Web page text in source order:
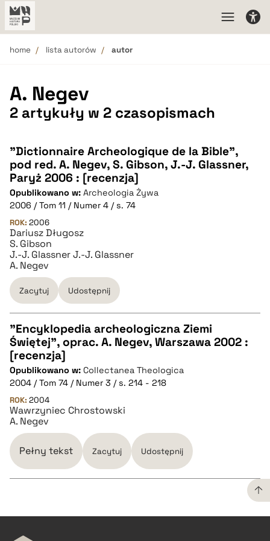
home lista autorów autor
A. Negev
2 artykuły w 2 czasopismach
"Dictionnaire Archeologique de la Bible",
pod red. A. Negev, S. Gibson, J.-J. Glassner,
Paryż 2006 : [recenzja]
Opublikowano w: Archeologia Żywa
2006 / Tom 11 / Numer 4 / s. 74
ROK: 2006
Dariusz Długosz
S. Gibson
J.-J. Glassner J.-J. Glassner
A. Negev
Zacytuj Udostępnij
CZYSTY TEKST
pobierz cytat
BIBTEX
pobierz cytat
"Encyklopedia archeologiczna Ziemi
Świętej", oprac. A. Negev, Warszawa 2002 :
[recenzja]
Opublikowano w: Collectanea Theologica
2004 / Tom 74 / Numer 3 / s. 214 - 218
ROK: 2004
Wawrzyniec Chrostowski
A. Negev
Pełny tekst Zacytuj Udostępnij
CZYSTY TEKST